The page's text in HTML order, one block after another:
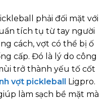
phải đối mặt với
tích tụ từ tay người
cách, vợt có thể bị ố
cấp. Đó là lý do công
trở thành yếu tố cốt
vợt pickleball Ligpro.
làm sạch bề mặt mà